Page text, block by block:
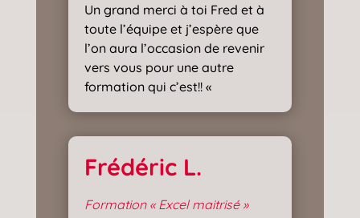
Un grand merci à toi Fred et à
toute l’équipe et j’espère que
l’on aura l’occasion de revenir
vers vous pour une autre
formation qui c’est!! «
Frédéric L.
Formation « Excel maitrisé »